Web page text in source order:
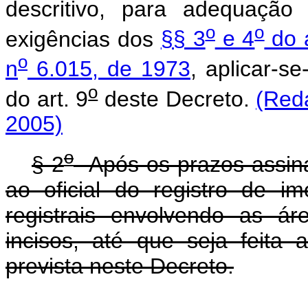
descritivo, para
exigências dos §§ 3oe 4odo
no 6.015, de 1973, aplicar-
do art. 9odeste Decreto.
2005)
§ 2oApós os prazos
ao oficial do registro de
registrais envolvendo as
incisos, até que seja feita
prevista neste Decreto.